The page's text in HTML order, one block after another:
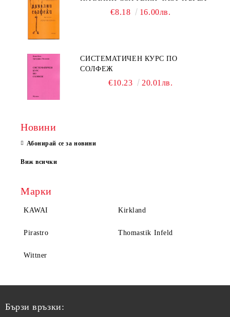
€8.18 16.00лв.
СИСТЕМАТИЧЕН КУРС ПО
СОЛФЕЖ
€10.23 20.01лв.
Новини
Абонирай се за новини
Виж всички
Марки
KAWAI Kirkland
Pirastro Thomastik Infeld
Wittner
Бързи връзки: